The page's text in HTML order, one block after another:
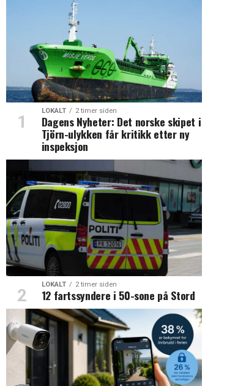
LOKALT 2 timer siden
Dagens Nyheter: Det norske skipet i
Tjörn-ulykken får kritikk etter ny
inspeksjon
LOKALT 2 timer siden
12 fartssyndere i 50-sone på Stord